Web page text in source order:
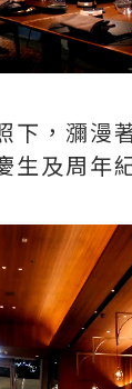
下，瀰漫
生及周年